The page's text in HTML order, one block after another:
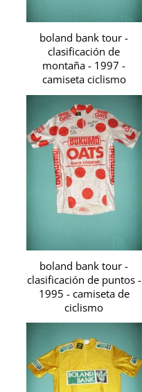
boland bank tour -
clasificación de
montaña - 1997 -
camiseta ciclismo
boland bank tour -
clasificación de puntos -
1995 - camiseta de
ciclismo